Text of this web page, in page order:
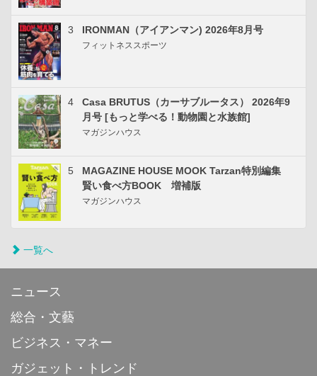
3 IRONMAN（アイアンマン) 2026年8月号
フィットネススポーツ
4
Casa BRUTUS（カーサブルータス） 2026年9
月号 [もっと学べる！動物園と水族館]
マガジンハウス
5
MAGAZINE HOUSE MOOK Tarzan特別編集
賢い食べ方BOOK 増補版
マガジンハウス
一覧へ
ニュース
総合・文藝
ビジネス・マネー
ガジェット・トレンド